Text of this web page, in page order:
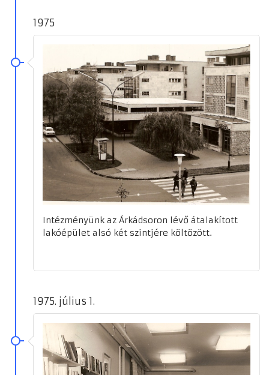
1975
Intézményünk az Árkádsoron lévő átalakított
lakóépület alsó két szintjére költözött.
1975. július 1.